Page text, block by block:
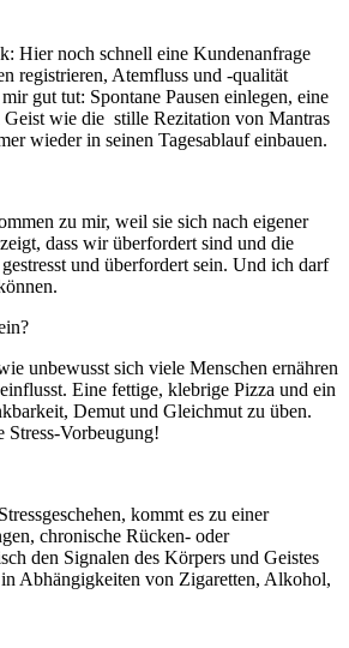
Hier noch schnell eine Kundenanfrage
registrieren, Atemfluss und -qualität
gut tut: Spontane Pausen einlegen, eine
Geist wie die stille Rezitation von Mantras
wieder in seinen Tagesablauf einbauen.
zu mir, weil sie sich nach eigener
dass wir überfordert sind und die
und überfordert sein. Und ich darf
unbewusst sich viele Menschen ernähren
Eine fettige, klebrige Pizza und ein
Demut und Gleichmut zu üben.
Stress-Vorbeugung!
kommt es zu einer
chronische Rücken- oder
den Signalen des Körpers und Geistes
in Abhängigkeiten von Zigaretten, Alkohol,